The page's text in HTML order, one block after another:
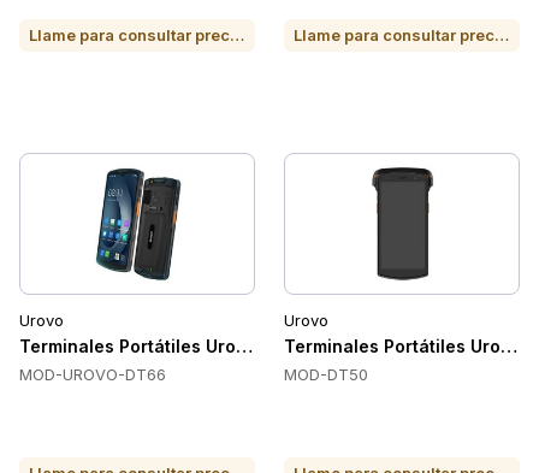
Llame para consultar precio o para comprar Llame para consultar precio o para comprar
Urovo
Terminales Portátiles Urovo UROVO-DT66
MOD-UROVO-DT66
Urovo
Terminales Portátiles Urovo
MOD-DT50